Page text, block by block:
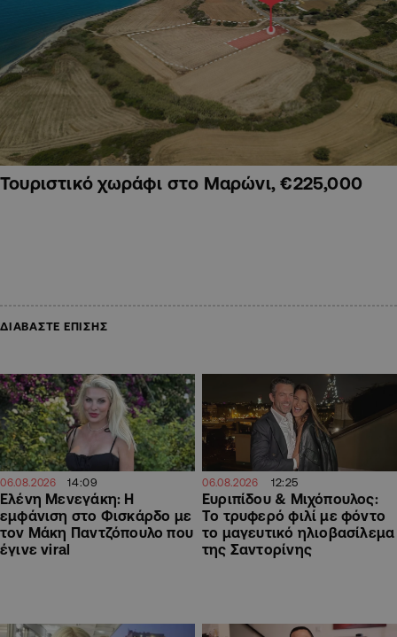
Τουριστικό χωράφι στο Μαρώνι, €225,000
ΔΙΑΒΑΣΤΕ ΕΠΙΣΗΣ
06.08.2026 14:09
Ελένη Μενεγάκη: Η
εμφάνιση στο Φισκάρδο με
τον Μάκη Παντζόπουλο που
έγινε viral
06.08.2026 12:25
Ευριπίδου & Μιχόπουλος:
Το τρυφερό φιλί με φόντο
το μαγευτικό ηλιοβασίλεμα
της Σαντορίνης